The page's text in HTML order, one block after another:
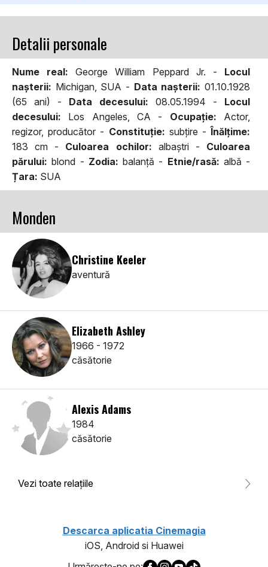
Detalii personale
Nume real: George William Peppard Jr. - Locul
naşterii: Michigan, SUA - Data naşterii: 01.10.1928
(65 ani) - Data decesului: 08.05.1994 - Locul
decesului: Los Angeles, CA - Ocupaţie: Actor,
regizor, producător - Constituţie: subţire -Înălţime:
183 cm - Culoarea ochilor: albaştri - Culoarea
părului: blond - Zodia: balanţă - Etnie/rasă: albă -
Țara: SUA
Monden
Christine Keeler
aventură
Elizabeth Ashley
1966 - 1972
căsătorie
Alexis Adams
1984
căsătorie
Vezi toate relaţiile
Descarca aplicatia Cinemagia
iOS, Android si Huawei